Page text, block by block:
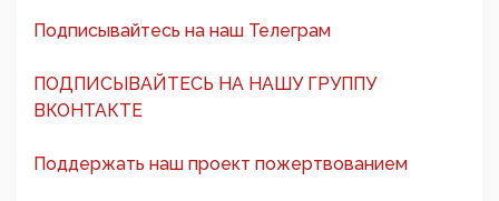
Подписывайтесь на наш Телеграм
ПОДПИСЫВАЙТЕСЬ НА НАШУ ГРУППУ
ВКОНТАКТЕ
Поддержать наш проект пожертвованием